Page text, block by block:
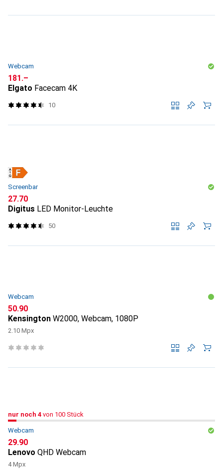
Webcam
CHF
181.–
Elgato Facecam 4K
10
Screenbar
CHF
27.70
Digitus LED Monitor-Leuchte
50
Webcam
CHF
50.90
Kensington W2000, Webcam, 1080P
2.10 Mpx
4 / 100
nur noch 4 / 100
nur noch 4 von 100 Stück
Webcam
CHF
29.90
Lenovo QHD Webcam
4 Mpx